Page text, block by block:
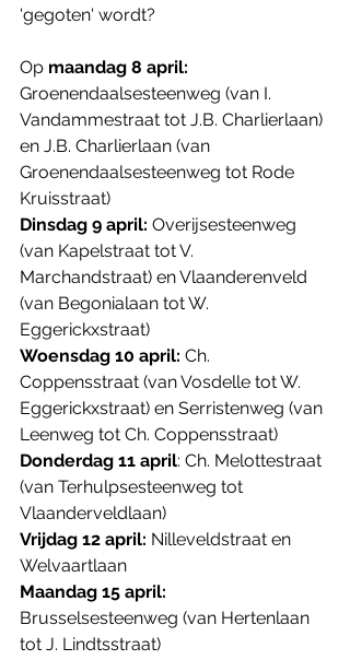
'gegoten' wordt?
Op maandag 8 april:
Groenendaalsesteenweg (van I.
Vandammestraat tot J.B. Charlierlaan)
en J.B. Charlierlaan (van
Groenendaalsesteenweg tot Rode
Kruisstraat)
Dinsdag 9 april: Overijsesteenweg
(van Kapelstraat tot V.
Marchandstraat) en Vlaanderenveld
(van Begonialaan tot W.
Eggerickxstraat)
Woensdag 10 april: Ch.
Coppensstraat (van Vosdelle tot W.
Eggerickxstraat) en Serristenweg (van
Leenweg tot Ch. Coppensstraat)
Donderdag 11 april: Ch. Melottestraat
(van Terhulpsesteenweg tot
Vlaanderveldlaan)
Vrijdag 12 april: Nilleveldstraat en
Welvaartlaan
Maandag 15 april:
Brusselsesteenweg (van Hertenlaan
tot J. Lindtsstraat)